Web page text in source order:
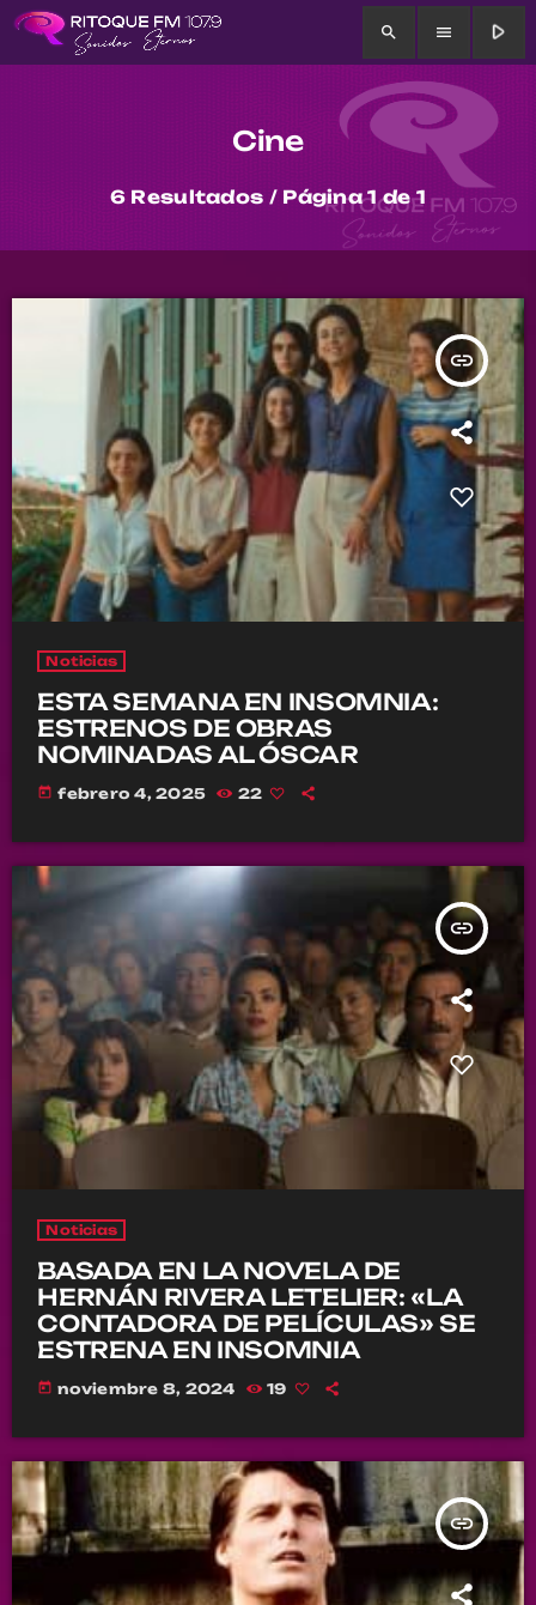
search menu play_arrow
Cine
6 Resultados / Página 1 de 1
insert_link
Noticias
ESTA SEMANA EN INSOMNIA:
ESTRENOS DE OBRAS
NOMINADAS AL ÓSCAR
today febrero 4, 2025 22
insert_link
Noticias
BASADA EN LA NOVELA DE
HERNÁN RIVERA LETELIER: «LA
CONTADORA DE PELÍCULAS» SE
ESTRENA EN INSOMNIA
today noviembre 8, 2024 19
insert_link